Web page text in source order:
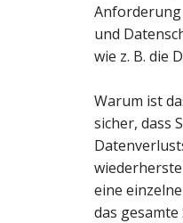
Anforderung
und
wie z. B. die
Warum ist
sicher, dass
eine
das